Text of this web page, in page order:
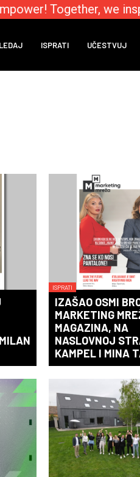
Together, we
ISPRATI UČESTVUJ
ISPRATI
IZAŠAO OSMI
MARKETING
MAGAZINA, NA
NASLOVNOJ
KAMPEL I MINA